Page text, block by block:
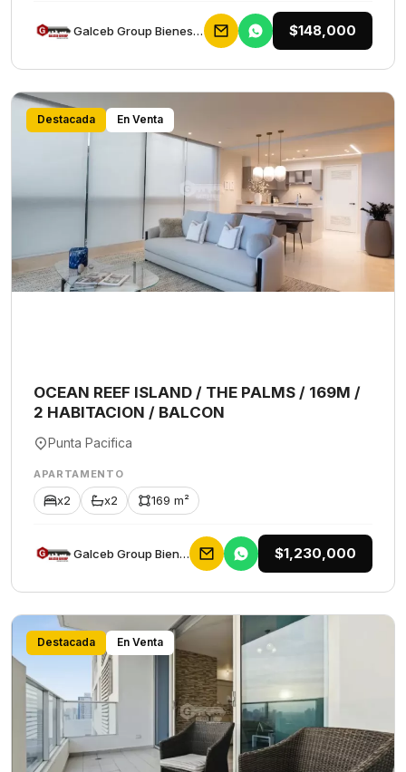
Galceb Group Bienes Raices $148,000
Destacada En Venta
OCEAN REEF ISLAND / THE PALMS / 169M /
2 HABITACION / BALCON
Punta Pacifica
APARTAMENTO
x2 x2 169 m²
Galceb Group Bienes Raices $1,230,000
Destacada En Venta